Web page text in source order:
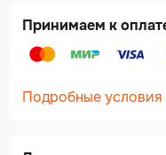
Принимаем к
Подробные условия